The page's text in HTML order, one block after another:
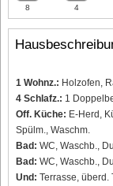
1 Wohnz.: Holzofen,
4 Schlafz.: 1
Off. Küche: E-Herd,
Spülm., Waschm.
Bad: WC, Waschb.,
Bad: WC, Waschb.,
Und: Terrasse, überd.
8 4